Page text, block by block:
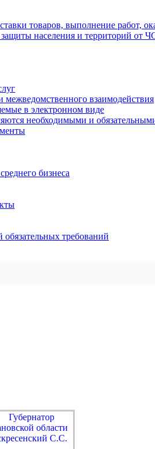
товаров, выполнение работ,
населения и территорий от
межведомственного взаимодействия
в электронном виде
необходимыми и
бизнеса
требований